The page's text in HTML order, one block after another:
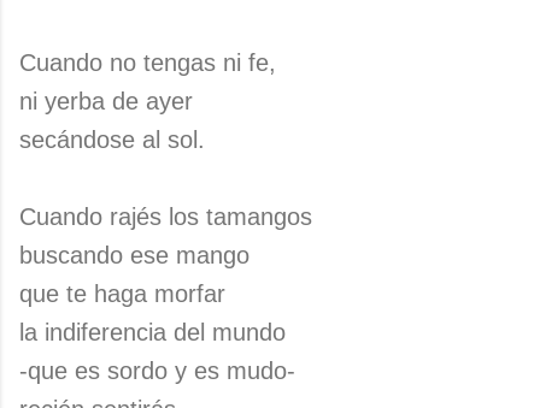
Cuando no tengas ni fe,
ni yerba de ayer
secándose al sol.
Cuando rajés los tamangos
buscando ese mango
que te haga morfar
la indiferencia del mundo
-que es sordo y es mudo-